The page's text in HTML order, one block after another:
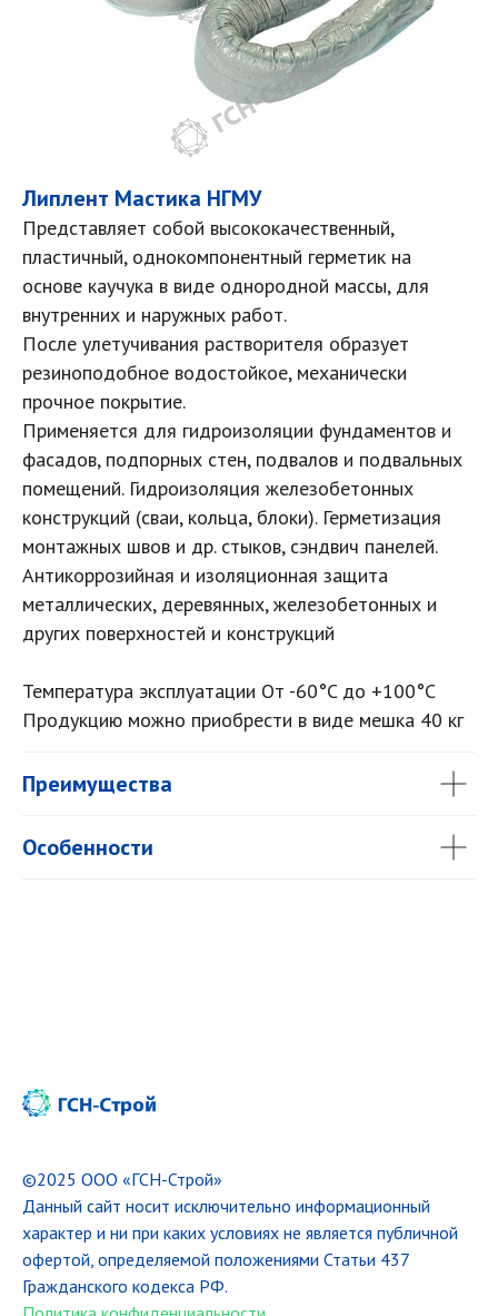
Липлент Мастика НГМУ
Представляет собой высококачественный,
пластичный, однокомпонентный герметик на
основе каучука в виде однородной массы, для
внутренних и наружных работ.
После улетучивания растворителя образует
резиноподобное водостойкое, механически
прочное покрытие.
Применяется для гидроизоляции фундаментов и
фасадов, подпорных стен, подвалов и подвальных
помещений. Гидроизоляция железобетонных
конструкций (сваи, кольца, блоки). Герметизация
монтажных швов и др. стыков, сэндвич панелей.
Антикоррозийная и изоляционная защита
металлических, деревянных, железобетонных и
других поверхностей и конструкций
Температура эксплуатации От -60°C до +100°C
Продукцию можно приобрести в виде мешка 40 кг
Преимущества
Особенности
©2025 ООО «ГСН-Строй»
Данный сайт носит исключительно информационный
характер и ни при каких условиях не является публичной
офертой, определяемой положениями Статьи 437
Гражданского кодекса РФ.